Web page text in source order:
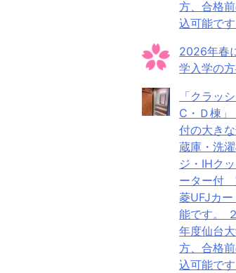
方、合格
込可能です
2026年春
学入学の
「クラッ
C・Ｄ棟
付の大き
蔵庫・洗
ジ・IHク
ーター付
菱UFJカ
能です。
年度仙台
方、合格
込可能です